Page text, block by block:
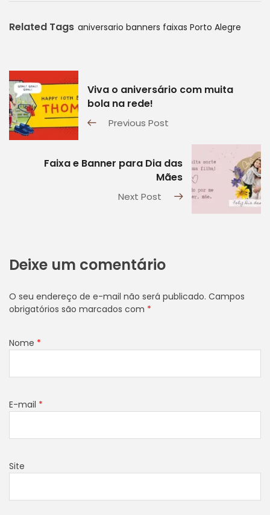
de estilo? Na
eternizando esse
momento especial.
Nossas faixas de Bixo
são…
Related Tags aniversario banners faixas Porto Alegre
Viva o aniversário com muita
bola na rede!
Previous Post
Faixa e Banner para Dia das
Mães
Next Post
Deixe um comentário
O seu endereço de e-mail não será publicado. Campos
obrigatórios são marcados com *
Nome *
E-mail *
Site